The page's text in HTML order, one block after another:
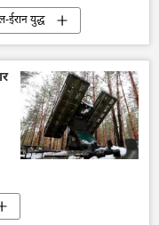
ईरान युद्ध
हथियार
तकनीक